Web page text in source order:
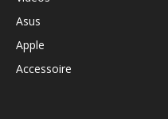
Asus
Apple
Accessoire